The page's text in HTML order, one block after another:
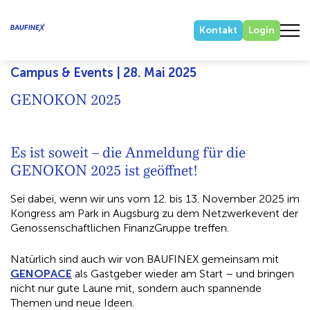
Kontakt Login
Campus & Events | 28. Mai 2025
GENOKON 2025
Es ist soweit – die Anmeldung für die
GENOKON 2025 ist geöffnet!
Sei dabei, wenn wir uns vom 12. bis 13. November 2025 im
Kongress am Park in Augsburg zu dem Netzwerkevent der
Genossenschaftlichen FinanzGruppe treffen.
Natürlich sind auch wir von BAUFINEX gemeinsam mit
GENOPACE als Gastgeber wieder am Start – und bringen
nicht nur gute Laune mit, sondern auch spannende
Themen und neue Ideen.